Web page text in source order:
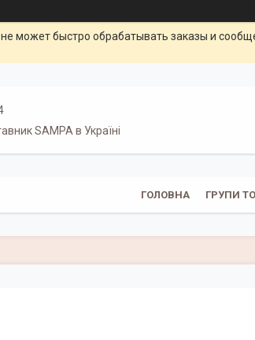
может быстро обрабатывать заказы и
SAMPA в Україні
ГОЛОВНА ГРУПИ